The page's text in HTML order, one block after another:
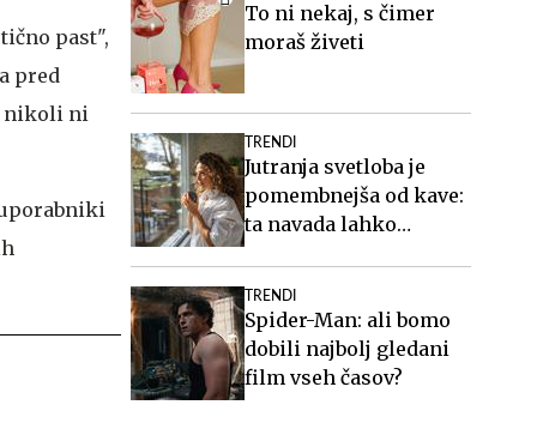
past",
pred
nikoli ni
To ni nekaj, s čimer
moraš živeti
TRENDI
Jutranja svetloba je
pomembnejša od kave:
ta navada lahko
TRENDI
Spider-Man: ali bomo
dobili najbolj gledani
film vseh časov?